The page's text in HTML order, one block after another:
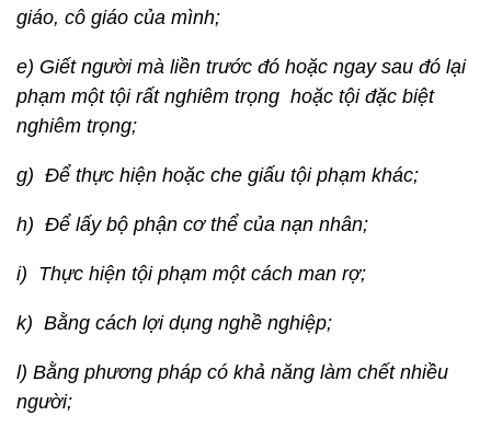
giáo, cô giáo của mình;
e) Giết người mà liền trước đó hoặc ngay sau đó lại
phạm một tội rất nghiêm trọng hoặc tội đặc biệt
nghiêm trọng;
g) Để thực hiện hoặc che giấu tội phạm khác;
h) Để lấy bộ phận cơ thể của nạn nhân;
i) Thực hiện tội phạm một cách man rợ;
k) Bằng cách lợi dụng nghề nghiệp;
l) Bằng phương pháp có khả năng làm chết nhiều
người;